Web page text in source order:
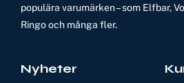
populära varumärken – som Elfbar,
Ringo och många fler.
Nyheter